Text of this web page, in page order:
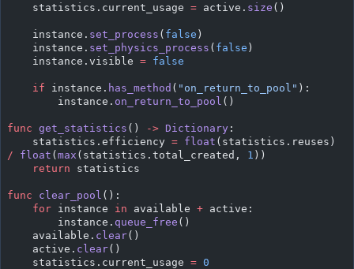
    statistics.current_usage
= active. size ()
    instance.
set_process ( false )
    instance.
set_physics_process ( false )
    instance.visible
= false
    if
instance. has_method ( "on_return_to_pool" ):
        instance.
on_return_to_pool ()
func get_statistics () -> Dictionary :
    statistics.efficiency
= float
/ float ( max (statistics.total_created, 1 ))
    return
statistics
func clear_pool ():
    for
instance in available + active:
        instance.
queue_free ()
    available.
clear()
    active.
clear()
    statistics.current_usage
= 0